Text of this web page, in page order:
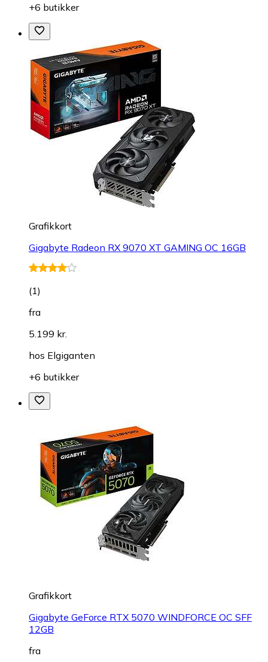
+6 butikker
Grafikkort
Gigabyte Radeon RX 9070 XT GAMING OC 16GB
(1)
fra
5.199 kr.
hos Elgiganten
+6 butikker
Grafikkort
Gigabyte GeForce RTX 5070 WINDFORCE OC SFF
12GB
fra